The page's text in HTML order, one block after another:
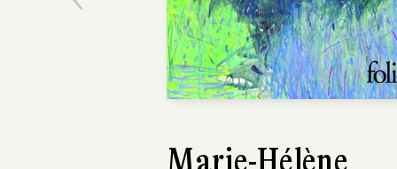
Éric Vuillard
Previous